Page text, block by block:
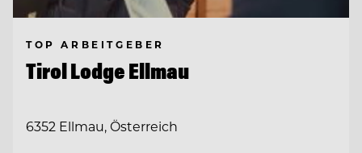
TOP ARBEITGEBER
Tirol Lodge Ellmau
6352 Ellmau, Österreich